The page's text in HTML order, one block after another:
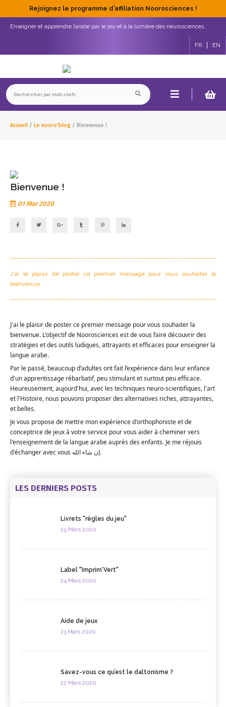
Rejoignez le programme d’affiliation Noorosciences !
Enseigner et apprendre l’arabe par le jeu et à la lumière des neurosciences.
FR EN
Accueil / Le nooro'blog / Bienvenue !
Bienvenue !
01 Mar 2020
J'ai le plaisir de poster ce premier message pour vous souhaiter la
bienvenue...
J'ai le plaisir de poster ce premier message pour vous souhaiter la
bienvenue. L'objectif de Noorosciences est de vous faire découvrir des
stratégies et des outils ludiques, attrayants et efficaces pour enseigner la
langue arabe.
Par le passé, beaucoup d’adultes ont fait l’expérience dans leur enfance
d'un apprentissage rébarbatif, peu stimulant et surtout peu efficace.
Heureusement, aujourd'hui, avec les techniques neuro-scientifiques, l'art
et l'Histoire, nous pouvons proposer des alternatives riches, attrayantes,
et belles.
Je vous propose de mettre mon expérience d'orthophoniste et de
conceptrice de jeux à votre service pour vous aider à cheminer vers
l'enseignement de la langue arabe auprès des enfants. Je me réjouis
d'échanger avec vous إن شاء الله.
LES DERNIERS POSTS
Livrets "règles du jeu"
25 Mars 2020
Label "Imprim'Vert"
24 Mars 2020
Aide de jeux
23 Mars 2020
Savez-vous ce qu’est le daltonisme ?
22 Mars 2020